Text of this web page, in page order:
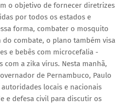
o objetivo de fornecer diretrizes
por todos os estados e
forma, combater o mosquito
do combate, o plano também visa
e bebês com microcefalia -
com a zika vírus. Nesta manhã,
de Pernambuco, Paulo
locais e nacionais
e defesa civil para discutir os